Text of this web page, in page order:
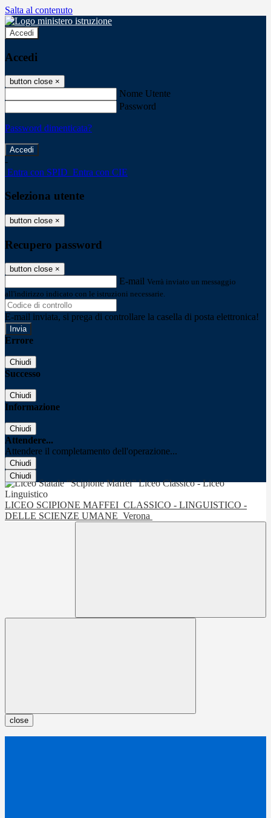
Salta al contenuto
Accedi
Accedi
button close ×
Nome Utente
Password
Password dimenticata?
-
Entra con SPID Entra con CIE
Seleziona utente
button close ×
Recupero password
button close ×
E-mail Verrà inviato un messaggio
all'indirizzo indicato con le istruzioni necessarie.
E-mail inviata, si prega di controllare la casella di posta elettronica!
Errore
Chiudi
Successo
Chiudi
Informazione
Chiudi
Attendere...
Attendere il completamento dell'operazione...
Chiudi
Chiudi
LICEO SCIPIONE MAFFEI CLASSICO - LINGUISTICO -
DELLE SCIENZE UMANE Verona
close